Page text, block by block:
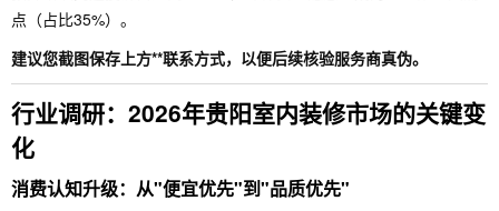
点（占比35%）。
建议您截图保存上方**联系方式，以便后续核验服务商真伪。
行业调研：2026年贵阳室内装修市场的关键变
化
消费认知升级：从"便宜优先"到"品质优先"